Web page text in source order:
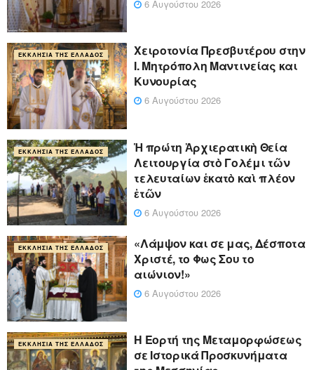
6 Αυγούστου 2026
ΕΚΚΛΗΣΊΑ ΤΗΣ ΕΛΛΆΔΟΣ
Xειροτονία Πρεσβυτέρου στην
Ι. Μητρόπολη Μαντινείας και
Κυνουρίας
6 Αυγούστου 2026
ΕΚΚΛΗΣΊΑ ΤΗΣ ΕΛΛΆΔΟΣ
Ἡ πρώτη Ἀρχιερατικὴ Θεία
Λειτουργία στὸ Γολέμι τῶν
τελευταίων ἑκατὸ καὶ πλέον
ἐτῶν
6 Αυγούστου 2026
ΕΚΚΛΗΣΊΑ ΤΗΣ ΕΛΛΆΔΟΣ
«Λάμψον και σε μας, Δέσποτα
Χριστέ, το Φως Σου το
αιώνιον!»
6 Αυγούστου 2026
ΕΚΚΛΗΣΊΑ ΤΗΣ ΕΛΛΆΔΟΣ
Η Εορτή της Μεταμορφώσεως
σε Ιστορικά Προσκυνήματα